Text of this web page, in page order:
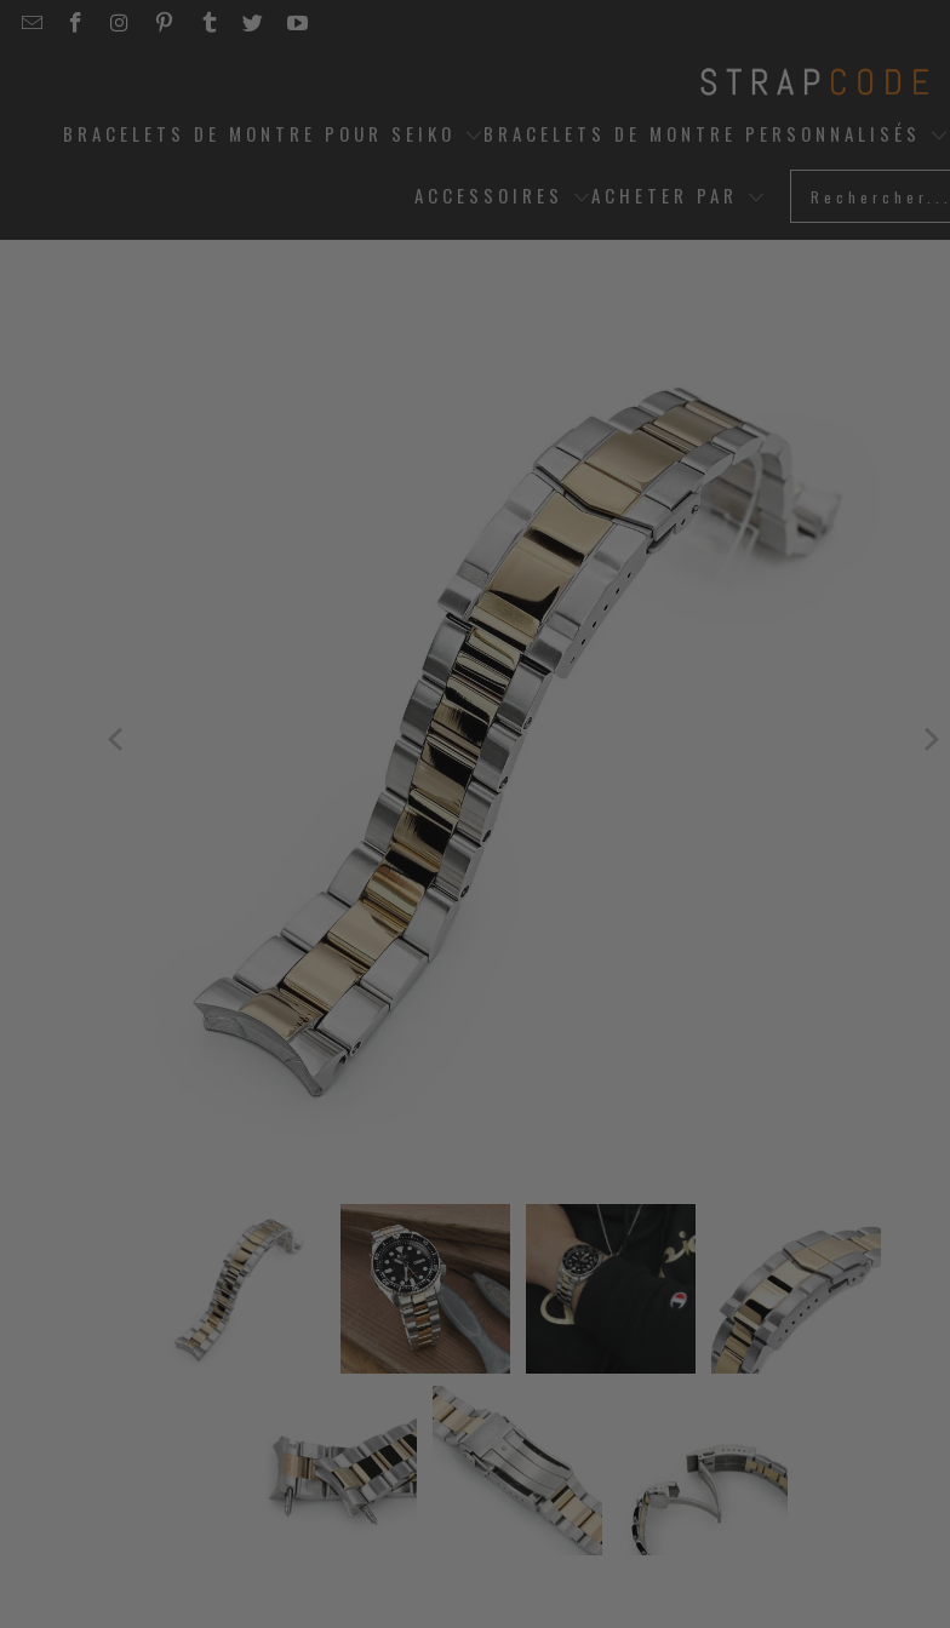
EMAILSTRAPCODE
STRAPCODE
STRAPCODE
STRAPCODE
STRAPCODE
STRAPCODE
BRACELETS DE MONTRE POUR SEIKO BRACELETS DE MONTRE PERSONNALISÉS
ACCESSOIRES ACHETER PAR